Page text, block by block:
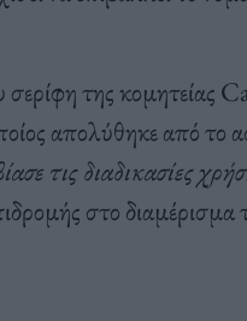
σερίφη της
απολύθηκε από το
τις διαδικασίες
στο